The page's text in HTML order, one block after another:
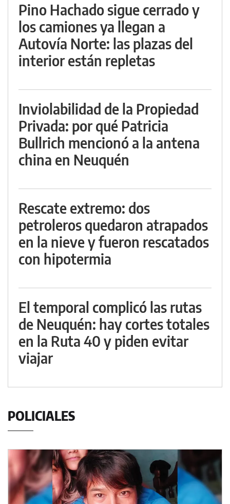
Pino Hachado sigue cerrado y
los camiones ya llegan a
Autovía Norte: las plazas del
interior están repletas
Inviolabilidad de la Propiedad
Privada: por qué Patricia
Bullrich mencionó a la antena
china en Neuquén
Rescate extremo: dos
petroleros quedaron atrapados
en la nieve y fueron rescatados
con hipotermia
El temporal complicó las rutas
de Neuquén: hay cortes totales
en la Ruta 40 y piden evitar
viajar
POLICIALES